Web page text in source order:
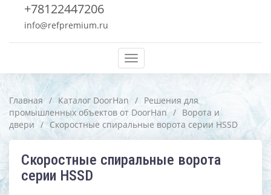
+78122447206
info@refpremium.ru
Меню
Главная / Каталог DoorHan / Решения для
промышленных объектов от DoorHan / Ворота и
двери / Скоростные спиральные ворота серии HSSD
Скоростные спиральные ворота
серии HSSD